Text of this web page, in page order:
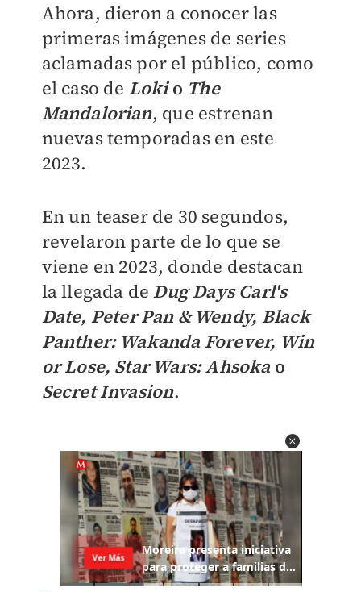
Ahora, dieron a conocer las
primeras imágenes de series
aclamadas por el público, como
el caso de Lokio The
Mandalorian, que estrenan
nuevas temporadas en este
2023.
En un teaser de 30 segundos,
revelaron parte de lo que se
viene en 2023, donde destacan
la llegada de Dug Days Carl's
Date, Peter Pan & Wendy, Black
Panther: Wakanda Forever, Win
or Lose, Star Wars: Ahsoka o
Secret Invasion.